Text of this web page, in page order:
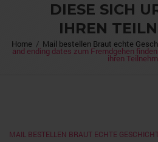
DIESE SICH
IHREN
Home / Mail bestellen Braut echte
and ending dates zum Fremdgehen
ihren
MAIL BESTELLEN BRAUT ECHTE